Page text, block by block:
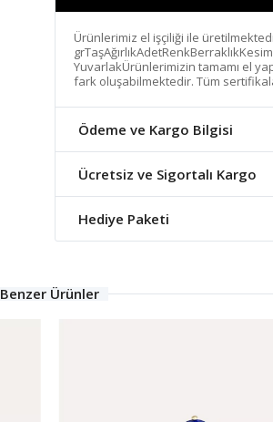
Ürünlerimiz el işçiliği ile
YuvarlakÜrünlerimizin tamamı el
fark oluşabilmektedir. Tüm
Ödeme ve Kargo Bilgisi
Ücretsiz ve Sigortalı Kargo
Hediye Paketi
Benzer Ürünler